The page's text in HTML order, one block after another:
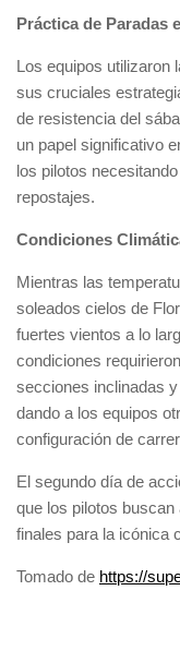
Práctica de Paradas
Los equipos utilizaron
sus cruciales
de resistencia del
un papel significativo
los pilotos
repostajes.
Condiciones
Mientras las
soleados cielos de
fuertes vientos a lo
condiciones
secciones inclinadas
dando a los equipos
configuración de
El segundo día de
que los pilotos
finales para la icónica
Tomado de https://